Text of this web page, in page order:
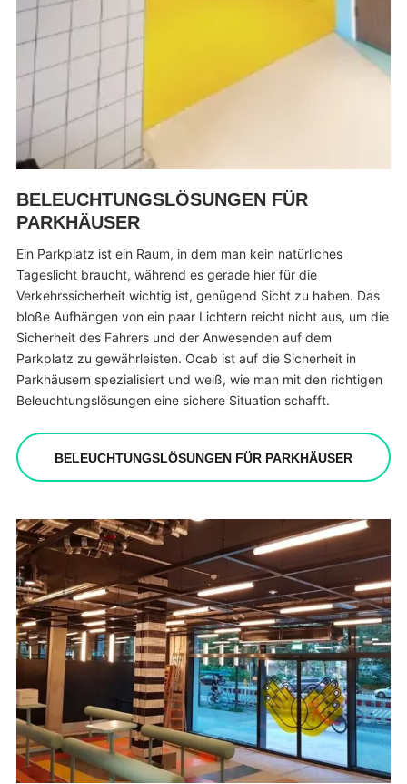
BELEUCHTUNGSLÖSUNGEN FÜR
PARKHÄUSER
Ein Parkplatz ist ein Raum, in dem man kein natürliches
Tageslicht braucht, während es gerade hier für die
Verkehrssicherheit wichtig ist, genügend Sicht zu haben. Das
bloße Aufhängen von ein paar Lichtern reicht nicht aus, um die
Sicherheit des Fahrers und der Anwesenden auf dem
Parkplatz zu gewährleisten. Ocab ist auf die Sicherheit in
Parkhäusern spezialisiert und weiß, wie man mit den richtigen
Beleuchtungslösungen eine sichere Situation schafft.
BELEUCHTUNGSLÖSUNGEN FÜR PARKHÄUSER